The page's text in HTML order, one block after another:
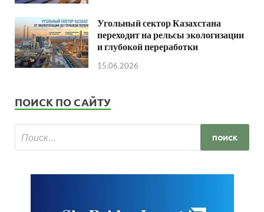
Угольный сектор Казахстана
переходит на рельсы экологизации
и глубокой переработки
15.06.2026
ПОИСК ПО САЙТУ